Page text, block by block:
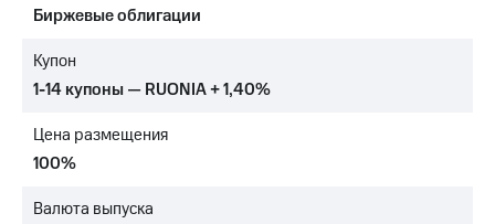
Достижения
Интервью
отчетность
Биржевые облигации
Купон
1-14 купоны — RUONIA + 1,40%
Цена размещения
100%
Валюта выпуска